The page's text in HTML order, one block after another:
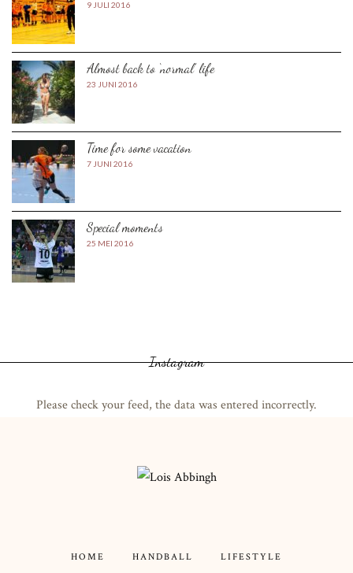
9 JULI 2016
Almost back to ‘normal’ life
23 JUNI 2016
Time for some vacation
7 JUNI 2016
Special moments
25 MEI 2016
Instagram
Please check your feed, the data was entered incorrectly.
HOME HANDBALL LIFESTYLE